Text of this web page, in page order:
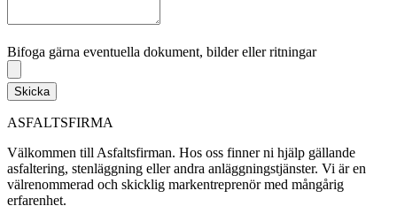
Bifoga gärna eventuella dokument, bilder eller ritningar
Skicka
ASFALTSFIRMA
Välkommen till Asfaltsfirman. Hos oss finner ni hjälp gällande
asfaltering, stenläggning eller andra anläggningstjänster. Vi är en
välrenommerad och skicklig markentreprenör med mångårig
erfarenhet.